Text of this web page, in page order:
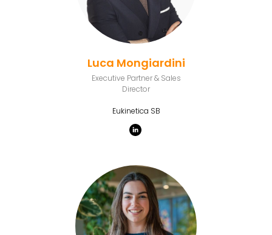
Luca Mongiardini
Executive Partner & Sales
Director
Eukinetica SB